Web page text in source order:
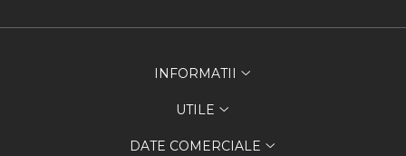
INFORMATII
UTILE
DATE COMERCIALE